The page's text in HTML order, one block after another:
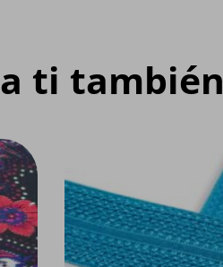
ti también